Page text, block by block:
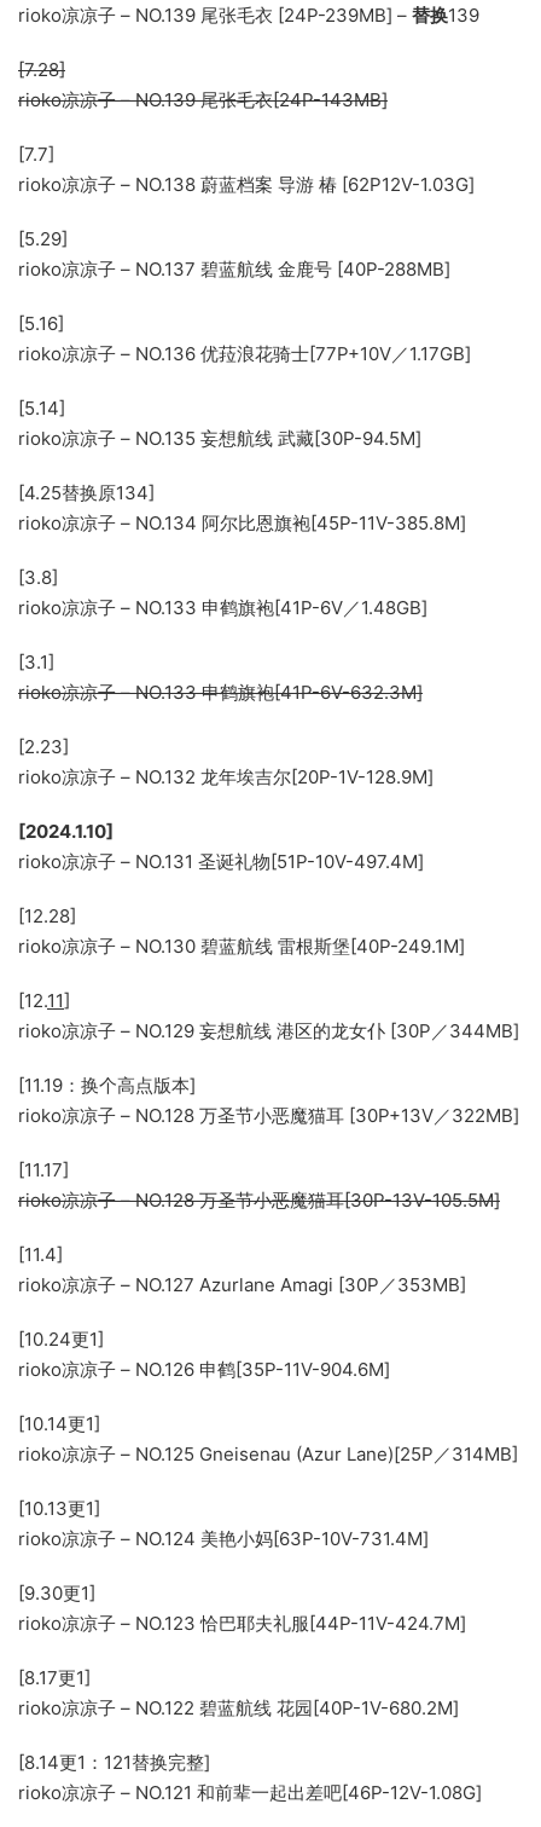
rioko凉凉子 – NO.139 尾张毛衣 [24P-239MB] – 替换139
[7.28]
rioko凉凉子 – NO.139 尾张毛衣[24P-143MB]
[7.7]
rioko凉凉子 – NO.138 蔚蓝档案 导游 椿 [62P12V-1.03G]
[5.29]
rioko凉凉子 – NO.137 碧蓝航线 金鹿号 [40P-288MB]
[5.16]
rioko凉凉子 – NO.136 优菈浪花骑士[77P+10V／1.17GB]
[5.14]
rioko凉凉子 – NO.135 妄想航线 武藏[30P-94.5M]
[4.25替换原134]
rioko凉凉子 – NO.134 阿尔比恩旗袍[45P-11V-385.8M]
[3.8]
rioko凉凉子 – NO.133 申鹤旗袍[41P-6V／1.48GB]
[3.1]
rioko凉凉子 – NO.133 申鹤旗袍[41P-6V-632.3M]
[2.23]
rioko凉凉子 – NO.132 龙年埃吉尔[20P-1V-128.9M]
[2024.1.10]
rioko凉凉子 – NO.131 圣诞礼物[51P-10V-497.4M]
[12.28]
rioko凉凉子 – NO.130 碧蓝航线 雷根斯堡[40P-249.1M]
[12.11]
rioko凉凉子 – NO.129 妄想航线 港区的龙女仆 [30P／344MB]
[11.19：换个高点版本]
rioko凉凉子 – NO.128 万圣节小恶魔猫耳 [30P+13V／322MB]
[11.17]
rioko凉凉子 – NO.128 万圣节小恶魔猫耳[30P-13V-105.5M]
[11.4]
rioko凉凉子 – NO.127 Azurlane Amagi [30P／353MB]
[10.24更1]
rioko凉凉子 – NO.126 申鹤[35P-11V-904.6M]
[10.14更1]
rioko凉凉子 – NO.125 Gneisenau (Azur Lane)[25P／314MB]
[10.13更1]
rioko凉凉子 – NO.124 美艳小妈[63P-10V-731.4M]
[9.30更1]
rioko凉凉子 – NO.123 恰巴耶夫礼服[44P-11V-424.7M]
[8.17更1]
rioko凉凉子 – NO.122 碧蓝航线 花园[40P-1V-680.2M]
[8.14更1：121替换完整]
rioko凉凉子 – NO.121 和前辈一起出差吧[46P-12V-1.08G]